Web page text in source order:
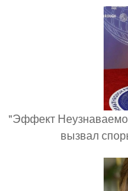
"Эффект
вызвал